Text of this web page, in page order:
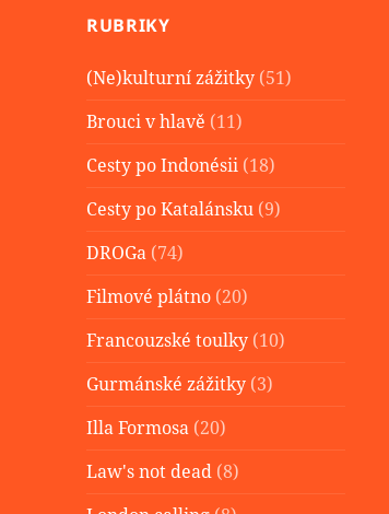
RUBRIKY
(Ne)kulturní zážitky (51)
Brouci v hlavě (11)
Cesty po Indonésii (18)
Cesty po Katalánsku (9)
DROGa (74)
Filmové plátno (20)
Francouzské toulky (10)
Gurmánské zážitky (3)
Illa Formosa (20)
Law's not dead (8)